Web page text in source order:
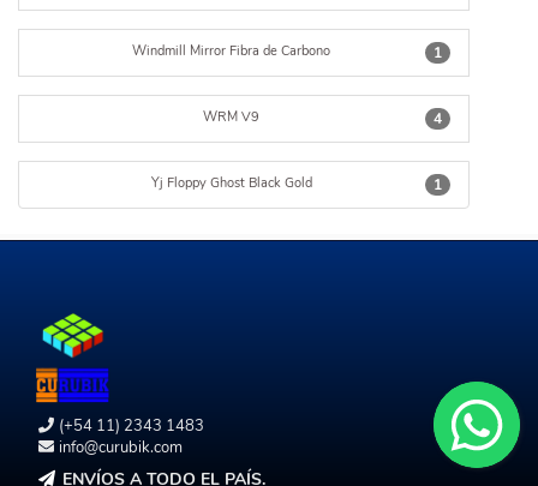
1
Windmill Mirror Fibra de Carbono
4
WRM V9
1
Yj Floppy Ghost Black Gold
(+54 11) 2343 1483
info@curubik.com
ENVÍOS A TODO EL PAÍS.